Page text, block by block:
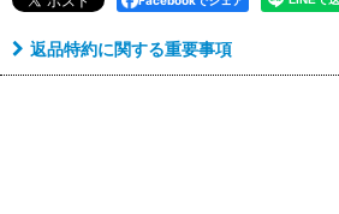
返品特約に関する重要事項